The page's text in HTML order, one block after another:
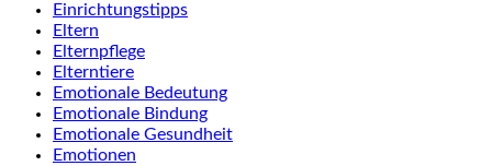
Einrichtungstipps
Eltern
Elternpflege
Elterntiere
Emotionale Bedeutung
Emotionale Bindung
Emotionale Gesundheit
Emotionen